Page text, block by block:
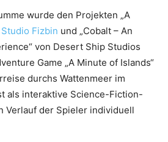
wurde den Projekten „A
Fizbin und „Cobalt – An
von Desert Ship Studios
Game „A Minute of Islands“
durchs Wattenmeer im
als interaktive Science-Fiction-
Verlauf der Spieler individuell